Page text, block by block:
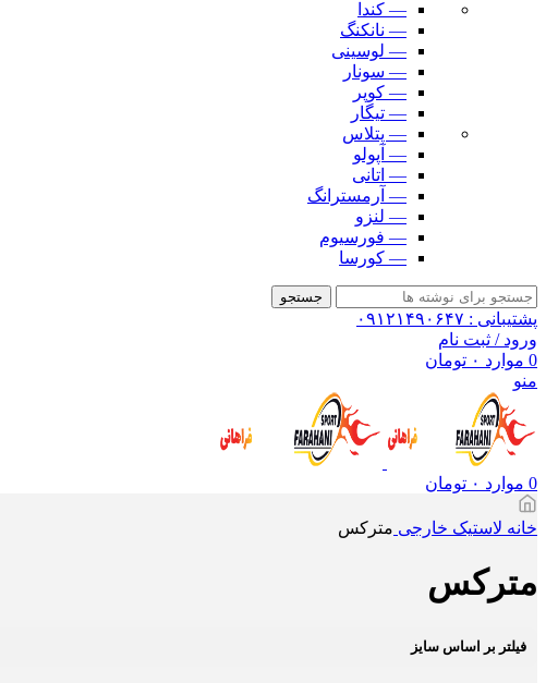
— کندا
— نانکنگ
— لوسینی
— سونار
— کوپر
— تیگار
— پتلاس
— آپولو
— اتانی
— آرمسترانگ
— لنزو
— فورسیوم
— کورسا
جستجو
پشتیبانی : ۰۹۱۲۱۴۹۰۶۴۷
ورود / ثبت نام
0 موارد ۰ تومان
منو
0 موارد ۰ تومان
خانه لاستیک خارجی مترکس
مترکس
فیلتر بر اساس سایز